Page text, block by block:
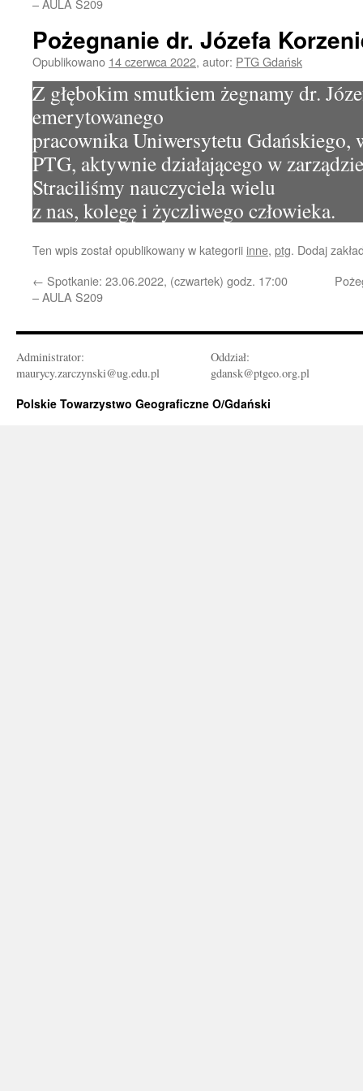
– AULA S209
Pożegnanie dr. Józefa
Opublikowano 14 czerwca 2022, autor: PTG Gdańsk
Z głębokim smutkiem żegnamy dr.
emerytowanego
pracownika Uniwersytetu Gdańskiego,
PTG, aktywnie działającego w
Straciliśmy nauczyciela wielu
z nas, kolegę i życzliwego człowieka.
Ten wpis został opublikowany w kategorii inne, ptg. Dodaj
← Spotkanie: 23.06.2022, (czwartek) godz. 17:00
– AULA S209
Administrator:
maurycy.zarczynski@ug.edu.pl
Oddział:
gdansk@ptgeo.org.pl
Polskie Towarzystwo Geograficzne O/Gdański